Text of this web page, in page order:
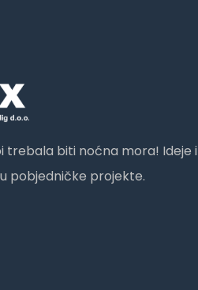
trebala biti noćna mora! Ideje i
pobjedničke projekte.